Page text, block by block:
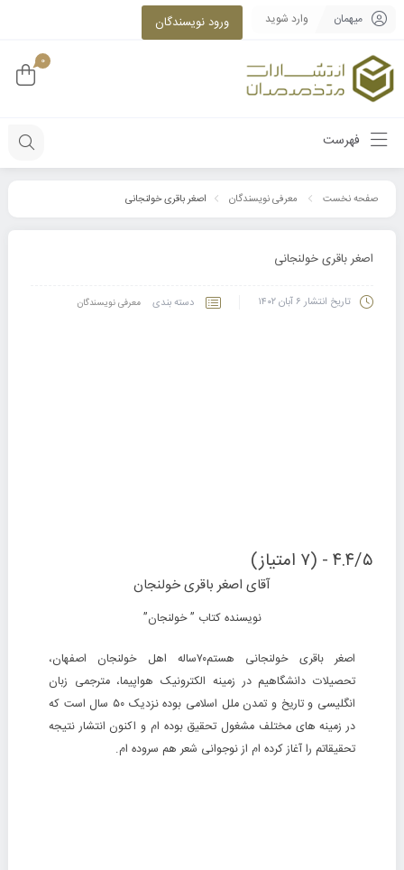
میهمان وارد شوید ورود نویسندگان
0
فهرست
صفحه نخست معرفی نویسندگان اصغر باقری خولنجانی
اصغر باقری خولنجانی
تاریخ انتشار۶ آبان ۱۴۰۲ دسته بندی معرفی نویسندگان
۴.۴/۵ - (۷ امتیاز)
آقای اصغر باقری خولنجان
نویسنده کتاب ” خولنجان”
اصغر باقری خولنجانی هستم۷۰ساله اهل خولنجان اصفهان،
تحصیلات دانشگاهیم در زمینه الکترونیک هواپیما، مترجمی زبان
انگلیسی و تاریخ و تمدن ملل اسلامی بوده نزدیک ۵۰ سال است که
در زمینه های مختلف مشغول تحقیق بوده ام و اکنون انتشار نتیجه
تحقیقاتم را آغاز کرده ام از نوجوانی شعر هم سروده ام.